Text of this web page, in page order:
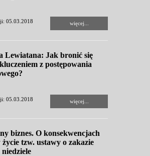
05.03.2018 więcej...
Lewiatana: Jak bronić się
z postępowania
05.03.2018 więcej...
biznes. O konsekwencjach
życie tzw. ustawy o zakazie